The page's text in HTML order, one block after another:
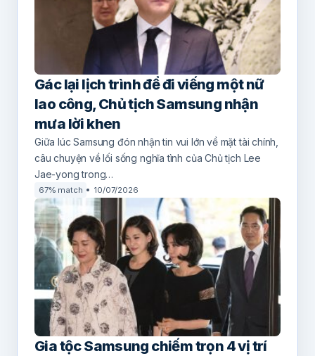
Gác lại lịch trình để đi viếng một nữ
lao công, Chủ tịch Samsung nhận
mưa lời khen
Giữa lúc Samsung đón nhận tin vui lớn về mặt tài chính,
câu chuyện về lối sống nghĩa tình của Chủ tịch Lee
Jae-yong trong…
67% match 10/07/2026
Gia tộc Samsung chiếm trọn 4 vị trí